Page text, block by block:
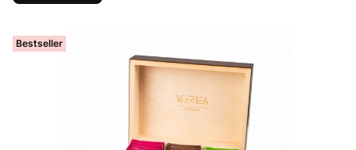
Bestseller